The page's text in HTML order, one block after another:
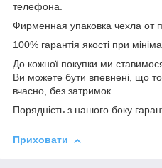
телефона.
Фирменная упаковка чехла от
100% гарантія якості при
До кожної покупки ми
Ви можете бути впевнені, що
вчасно, без затримок.
Порядність з нашого боку
Приховати